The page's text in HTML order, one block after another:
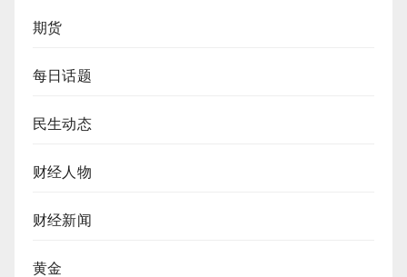
期货
每日话题
民生动态
财经人物
财经新闻
黄金